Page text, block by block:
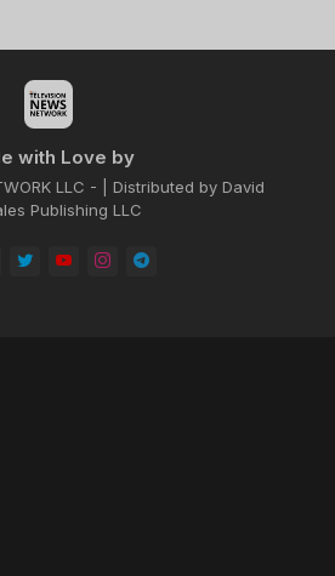
with Love by
LLC - | Distributed by David
Publishing LLC